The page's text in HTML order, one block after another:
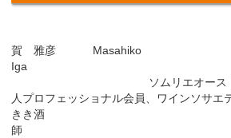
賀 雅彦 Masahiko
ソムリエオーストラリア
人プロフェッショナル会員、ワインソサエ
きき酒